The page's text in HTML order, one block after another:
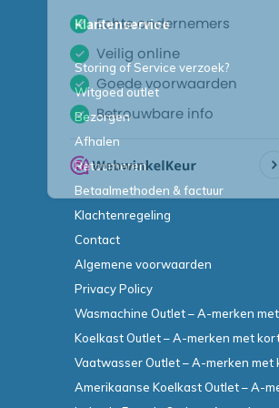
Klantenservice
Storing of Service verzoek?
Witgoed outlet
Bezorgen
Afhalen
Retourneren
Betaalmethoden & factuur
Klachtenregeling
Contact
Algemene voorwaarden
Privacy Policy
Wasmachine Outlet – A-merken
Koelkast Outlet – A-merken met
Vaatwasser Outlet – A-merken met
Amerikaanse Koelkast Outlet – A-